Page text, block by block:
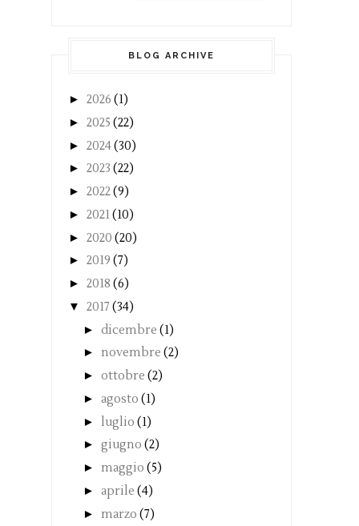
BLOG ARCHIVE
► 2026 (1)
► 2025 (22)
► 2024(30)
► 2023 (22)
► 2022(9)
► 2021(10)
► 2020 (20)
► 2019 (7)
► 2018 (6)
▼ 2017 (34)
► dicembre (1)
► novembre (2)
► ottobre (2)
► agosto (1)
► luglio (1)
► giugno (2)
► maggio (5)
► aprile (4)
► marzo (7)